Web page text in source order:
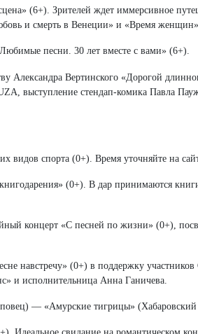
(6+). Зрителей ждет иммерсивное
и смерть в Венеции» и «Время женщин».
песни. 30 лет вместе с вами» (6+).
Александра Вертинского «Дорогой
выступление стендап-комика Павла
видов спорта (0+). Время уточняйте на
(0+). В дар принимаются
концерт «С песней по жизни» (0+),
навстречу» (0+) в поддержку
и исполнительница Анна Ганичева.
— «Амурские тигрицы» (Хабаровский